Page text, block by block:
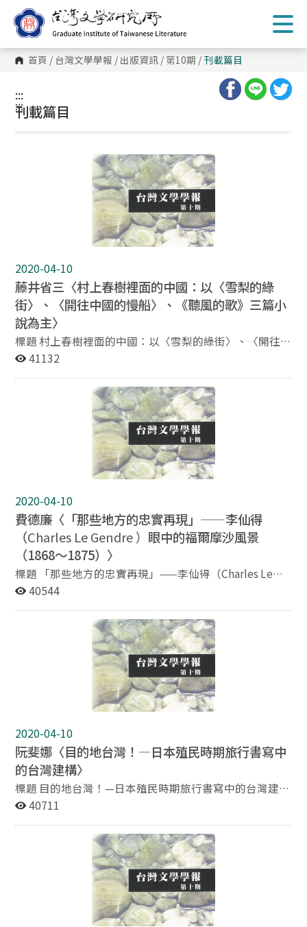
到
主
內
容 首頁 / 台灣文學學報 / 出版資訊 / 第10期 / 刊載篇目
:::
:::
刊載篇目
2020-04-10
藤井省三〈村上春樹裡面的中國：以〈雪梨的綠
街〉、〈開往中國的慢船〉、《聽風的歌》三篇小
說為主〉
標題 村上春樹裡面的中國：以〈雪梨的綠街〉、〈開往中
國的慢船〉、《聽風的歌》三篇小說為主 作者 藤井省三
春樹深受中國的影響。其處女作《聽風的歌》（1979）
的開頭一節即寫道「所謂完美的文章並不存在，就像完美
的絕望不存在一樣。」這段話，我想可能是受了魯迅「絕
望之於虛妄，正與希望相同」這段話的觸發吧！村上春樹
在高中時代即愛讀魯迅的〈阿Q正傳〉，有為之傾倒的跡
象。其後甚至以日本菁英白領階級的「Q氏」為主角，寫
成短篇小說〈沒落的王國〉。在他可稱得上是正統式的文
也斷斷續續地提及他的「阿Q」論。此外，在中華街座落
的港都神戶長大，身為侵華戰爭參與者之子的村上春樹以
最初的短篇小說〈開往中國的慢船〉為始，持續書寫了
《尋羊冒險記》、《發條鳥年代記》、《黑夜之後》等圍
繞著中國的歷史記憶為題的作品。若是撇除中國的話，我
想是無法談村上文學的。本文嘗試以村上春樹早期作品為
41132
2020-04-10
費德廉〈「那些地方的忠實再現」——李仙得
（Charles Le Gendre ） 眼中的福爾摩沙風景
（1868～1875）〉
標題 「那些地方的忠實再現」——李仙得（Charles Le
Gendre）眼中的福爾摩沙風景（1868～1875） 作者 費德
廈門領事李仙得（Charles Le Gendre）所敘述、繪製的
「福爾摩沙風景」是如何幫助他「忠實再現」此島嶼在一
八六〇～一八七〇年代的自然環境。李仙得對台灣的領土
觀點、商／農產品的資訊或戰略上的興趣僅是他更廣泛的
福爾摩沙風景描述上的一小部分而已。在處理李仙得對三
個地區（即台灣北部、台灣中南部以及恆春半島）的風景
描述時，我嘗試擴大檢視的焦點，而將其以文字敘述、地
也加入一併討論。李仙得對同一個地點所採取的多重觀點
（例如由海港凝望或親自量測地形、查考岩石與土壤
等），以及其多重描述模式產生了複雜（有時互相矛盾）
且拼湊組合的風景。此研究也發現李氏雖然對恆春半島如
40544
2020-04-10
阮斐娜〈目的地台灣！—日本殖民時期旅行書寫中
的台灣建構〉
標題 目的地台灣！—日本殖民時期旅行書寫中的台灣建構
作者 阮斐娜 美國科羅拉多大學東亞系副教授 摘要 過去十
的興趣亦開始振興蓬勃。近年的研究著重於全球化與民族
主義之衝突；種族與實相（authenticity）之差距；性別
與殖民空間之間的曖昧關係等議題。其主要貢獻即於揭露
強權旅行者與弱勢本國者之間不平衡的種族對立的意涵。
此類研究強調從殖民主義或新殖民主義的觀點來檢視人類
與物質文明的關係，由人口流動、殖民冒險、族群離散
（diaspora）、觀光旅遊等視角來探索強弱利權變動的力
40711